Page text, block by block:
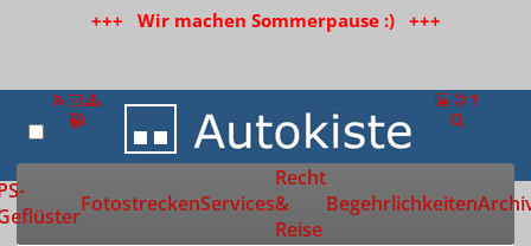
+++ Wir machen Sommerpause :) +++
Zur Startseite
FotostreckenServices
Recht
&
Reise
Begehrlichkeiten